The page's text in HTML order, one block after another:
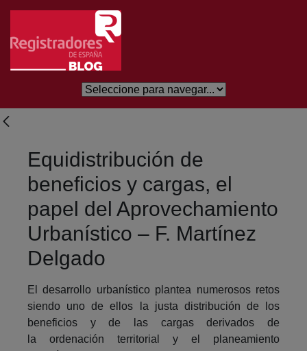
Skip to Main Content
Equidistribución de
beneficios y cargas, el
papel del Aprovechamiento
Urbanístico – F. Martínez
Delgado
El desarrollo urbanístico plantea numerosos retos
siendo uno de ellos la justa distribución de los
beneficios y de las cargas derivados de
la ordenación territorial y el planeamiento